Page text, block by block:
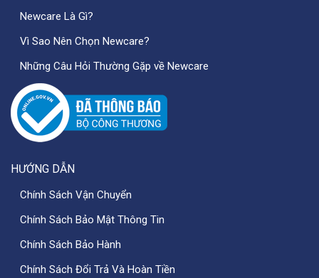
Newcare Là Gì?
Vì Sao Nên Chọn Newcare?
Những Câu Hỏi Thường Gặp về Newcare
HƯỚNG DẪN
Chính Sách Vận Chuyển
Chính Sách Bảo Mật Thông Tin
Chính Sách Bảo Hành
Chính Sách Đổi Trả Và Hoàn Tiền